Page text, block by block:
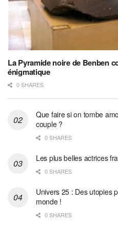
La Pyramide noire de Benben
énigmatique
0 SHARES
Que faire si on tombe
couple ?
0 SHARES
Les plus belles actrices
0 SHARES
Univers 25 : Des utopies
monde !
0 SHARES